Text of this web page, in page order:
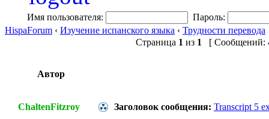
Имя пользователя:
Пароль:
HispaForum ‹ Изучение испанского языка ‹ Трудности перевода
Страница 1 из 1 [ Сообщений:
Автор
ChaltenFitzroy Заголовок сообщения: Transcript 5